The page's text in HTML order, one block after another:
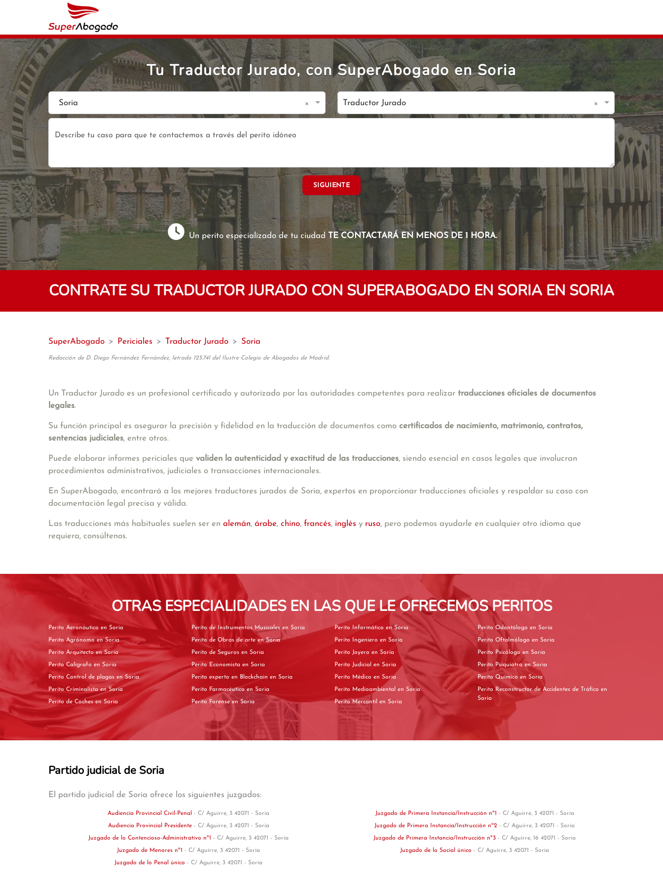
Tu Traductor Jurado, con SuperAbogado en Soria
Soria × Traductor Jurado ×
SIGUIENTE
Un perito especializado de tu ciudad TE CONTACTARÁ EN MENOS DE 1 HORA.
CONTRATE SU TRADUCTOR JURADO CON SUPERABOGADO EN SORIA EN SORIA
SuperAbogado > Periciales > Traductor Jurado > Soria
Redacción de D. Diego Fernández Fernández, letrado 125.741 del Ilustre Colegio de Abogados de Madrid.
Un Traductor Jurado es un profesional certificado y autorizado por las autoridades competentes para realizar traducciones oficiales de documentos
legales.
Su función principal es asegurar la precisión y fidelidad en la traducción de documentos como certificados de nacimiento, matrimonio, contratos,
sentencias judiciales, entre otros.
Puede elaborar informes periciales que validen la autenticidad y exactitud de las traducciones, siendo esencial en casos legales que involucran
procedimientos administrativos, judiciales o transacciones internacionales.
En SuperAbogado, encontrará a los mejores traductores jurados de Soria, expertos en proporcionar traducciones oficiales y respaldar su caso con
documentación legal precisa y válida.
Las traducciones más habituales suelen ser en alemán, árabe, chino, francés, inglés y ruso, pero podemos ayudarle en cualquier otro idioma que
requiera, consúltenos.
OTRAS ESPECIALIDADES EN LAS QUE LE OFRECEMOS PERITOS
Perito Aeronáutico en Soria
Perito Agrónomo en Soria
Perito Arquitecto en Soria
Perito Calígrafo en Soria
Perito Control de plagas en Soria
Perito Criminalista en Soria
Perito de Coches en Soria
Perito de Instrumentos Musicales en Soria
Perito de Obras de arte en Soria
Perito de Seguros en Soria
Perito Economista en Soria
Perito experto en Blockchain en Soria
Perito Farmacéutico en Soria
Perito Forense en Soria
Perito Informático en Soria
Perito Ingeniero en Soria
Perito Joyero en Soria
Perito Judicial en Soria
Perito Médico en Soria
Perito Medioambiental en Soria
Perito Mercantil en Soria
Perito Odontólogo en Soria
Perito Oftalmólogo en Soria
Perito Psicólogo en Soria
Perito Psiquiatra en Soria
Perito Químico en Soria
Perito Reconstructor de Accidentes de Tráfico en
Soria
Partido judicial de Soria
El partido judicial de Soria ofrece los siguientes juzgados:
Audiencia Provincial Civil-Penal - C/ Aguirre, 3 42071 - Soria
Audiencia Provincial Presidente - C/ Aguirre, 3 42071 - Soria
Juzgado de lo Contencioso-Administrativo nº1 - C/ Aguirre, 3 42071 - Soria
Juzgado de Menores nº1 - C/ Aguirre, 3 42071 - Soria
Juzgado de lo Penal único - C/ Aguirre, 3 42071 - Soria
Juzgado de Primera Instancia/Instrucción nº1 - C/ Aguirre, 3 42071 - Soria
Juzgado de Primera Instancia/Instrucción nº2 - C/ Aguirre, 3 42071 - Soria
Juzgado de Primera Instancia/Instrucción nº3 - C/ Aguirre, 16 42071 - Soria
Juzgado de lo Social único - C/ Aguirre, 3 42071 - Soria